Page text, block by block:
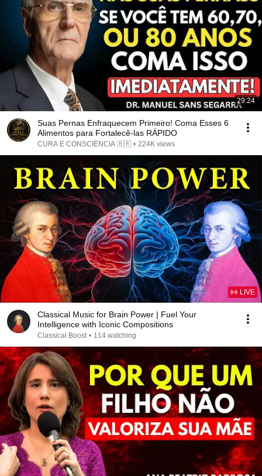
29:24
Suas Pernas Enfraquecem Primeiro! Coma Esses 6
Alimentos para Fortalecê-las RÁPIDO
CURA E CONSCIÊNCIA 🇧🇷 • 224K views
LIVE
Classical Music for Brain Power | Fuel Your
Intelligence with Iconic Compositions
Classical Boost • 114 watching